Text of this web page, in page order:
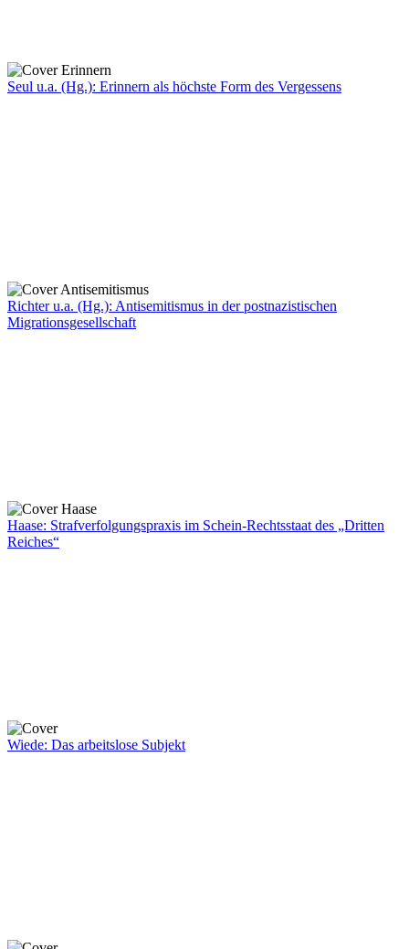
Seul u.a. (Hg.): Erinnern als höchste Form des Vergessens
Richter u.a. (Hg.): Antisemitismus in der postnazistischen
Migrationsgesellschaft
Haase: Strafverfolgungspraxis im Schein-Rechtsstaat des „Dritten
Reiches“
Wiede: Das arbeitslose Subjekt